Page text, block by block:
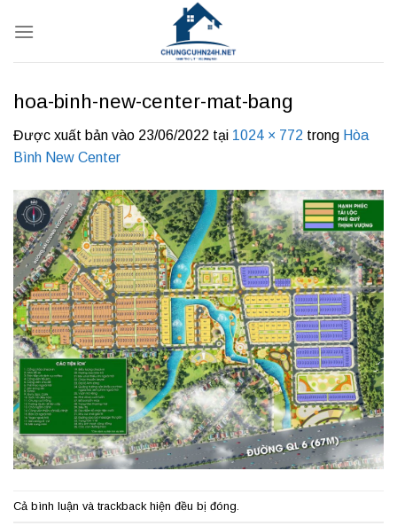
qua
hoa-binh-new-center-mat-bang
Được xuất bản vào 23/06/2022 tại 1024 × 772 trong Hòa
Bình New Center
Cả bình luận và trackback hiện đều bị đóng.